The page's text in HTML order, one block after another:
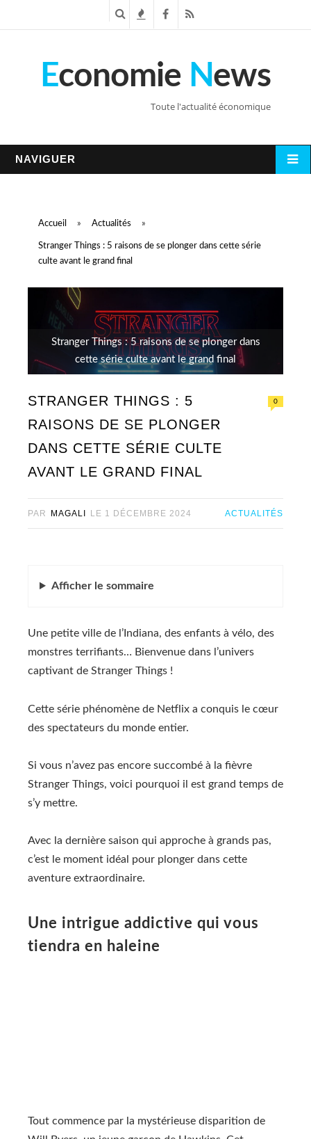
c n
s
F
c
R
S
Economie News
Toute l'actualité économique
NAVIGUER
Accueil » Actualités »
Stranger Things : 5 raisons de se plonger dans cette série
culte avant le grand final
Stranger Things : 5 raisons de se plonger dans
cette série culte avant le grand final
STRANGER THINGS : 5
RAISONS DE SE PLONGER
DANS CETTE SÉRIE CULTE
AVANT LE GRAND FINAL
0
PAR MAGALI LE 1 DÉCEMBRE 2024 ACTUALITÉS
Afficher le sommaire
Une petite ville de l’Indiana, des enfants à vélo, des
monstres terrifiants… Bienvenue dans l’univers
captivant de Stranger Things !
Cette série phénomène de Netflix a conquis le cœur
des spectateurs du monde entier.
Si vous n’avez pas encore succombé à la fièvre
Stranger Things, voici pourquoi il est grand temps de
s’y mettre.
Avec la dernière saison qui approche à grands pas,
c’est le moment idéal pour plonger dans cette
aventure extraordinaire.
Une intrigue addictive qui vous
tiendra en haleine
Tout commence par la mystérieuse disparition de